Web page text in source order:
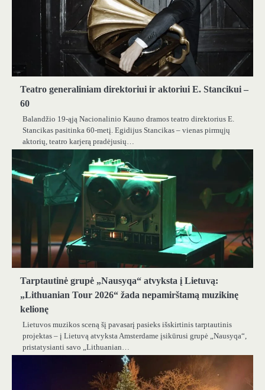
Teatro generaliniam direktoriui ir aktoriui E. Stancikui –
60
Balandžio 19-ąją Nacionalinio Kauno dramos teatro direktorius E.
Stancikas pasitinka 60-metį. Egidijus Stancikas – vienas pirmųjų
aktorių, teatro karjerą pradėjusių…
Tarptautinė grupė „Nausyqa“ atvyksta į Lietuvą:
„Lithuanian Tour 2026“ žada nepamirštamą muzikinę
kelionę
Lietuvos muzikos sceną šį pavasarį pasieks išskirtinis tarptautinis
projektas – į Lietuvą atvyksta Amsterdame įsikūrusi grupė „Nausyqa“,
pristatysianti savo „Lithuanian…